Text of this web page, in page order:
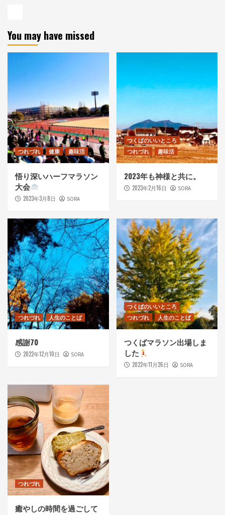
You may have missed
つれづれ 健康 趣味活
悟り深いハーフマラソン
大会
2023年3月8日 SORA
つくばのいいところ
つれづれ
趣味活
2023年も神様と共に。
2023年2月16日 SORA
つれづれ 人生のことば
感謝70
2022年12月10日 SORA
つくばのいいところ
つれづれ
人生のことば
つくばマラソン出場しま
した
2022年11月26日 SORA
つれづれ
癒やしの時間を過ごして